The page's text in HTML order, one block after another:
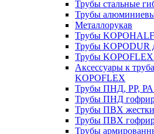
Трубы стальные
Трубы
Металлорукав
Трубы
Трубы KOPODUR
Трубы KOPOFLEX
Аксессуары к
KOPOFLEX
Трубы ПНД, РР, РА
Трубы ПНД
Трубы ПВХ
Трубы ПВХ
Трубы